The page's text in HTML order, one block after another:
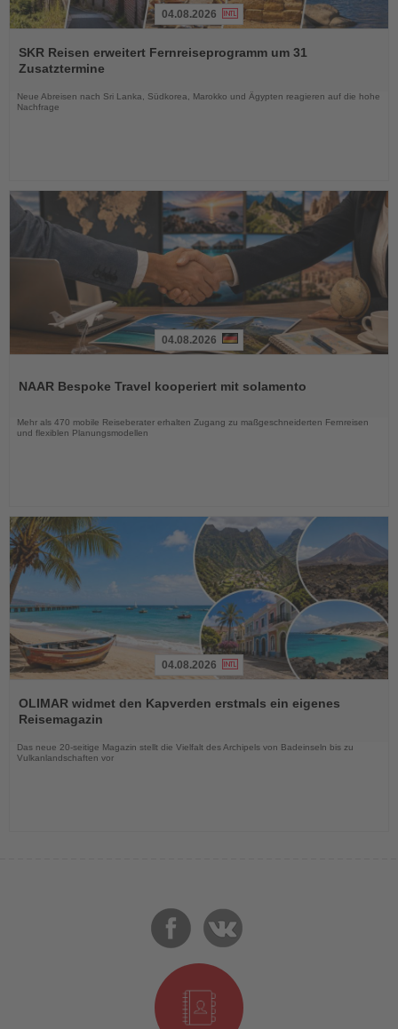
Sie
die
04.08.2026
SKR Reisen erweitert Fernreiseprogramm um 31
Zusatztermine
Neue Abreisen nach Sri Lanka, Südkorea, Marokko und Ägypten reagieren auf die hohe
Nachfrage
die
04.08.2026
NAAR Bespoke Travel kooperiert mit solamento
Mehr als 470 mobile Reiseberater erhalten Zugang zu maßgeschneiderten Fernreisen
und flexiblen Planungsmodellen
Sie
die
Nachrichten
04.08.2026
OLIMAR widmet den Kapverden erstmals ein eigenes
Reisemagazin
Das neue 20-seitige Magazin stellt die Vielfalt des Archipels von Badeinseln bis zu
Vulkanlandschaften vor